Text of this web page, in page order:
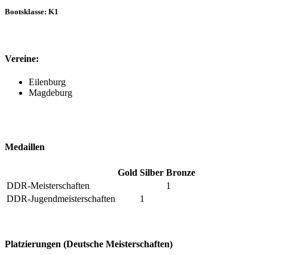
Bootsklasse: K1
Vereine:
Eilenburg
Magdeburg
Medaillen
Gold Silber Bronze
DDR-Meisterschaften
1
DDR-Jugendmeisterschaften
1
Platzierungen (Deutsche Meisterschaften)